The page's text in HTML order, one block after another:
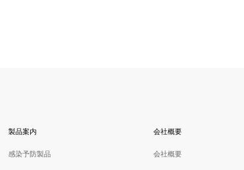
製品案内
感染予防製品
会社概要
会社概要